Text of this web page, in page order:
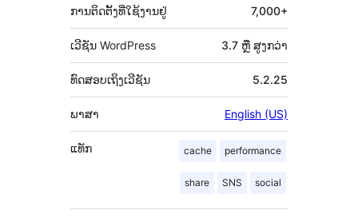
ການຕິດຕັ້ງທີ່ໃຊ້ງານຢູ່ 7,000+
ເວີຊັນ WordPress 3.7 ຫຼື ສູງກວ່າ
ທົດສອບເຖິງເວີຊັນ 5.2.25
ພາສາ English (US)
ແທັກ cache performance
share SNS social